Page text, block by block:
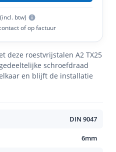
deze roestvrijstalen A2 TX25
schroefdraad
en blijft de installatie
DIN 9047
6mm
btw)
of op factuur